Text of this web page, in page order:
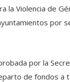
la Violencia de
por
por la
de fondos a